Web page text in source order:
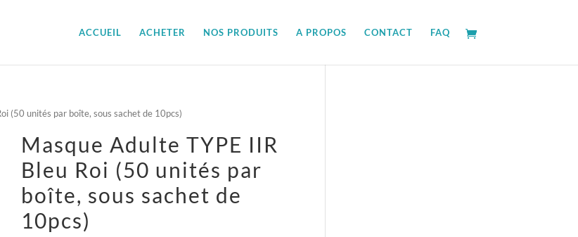
ACCUEIL ACHETER NOS PRODUITS A PROPOS CONTACT FAQ
(50 unités par boîte, sous sachet de 10pcs)
Masque Adulte TYPE IIR
Bleu Roi (50 unités par
boîte, sous sachet de
10pcs)